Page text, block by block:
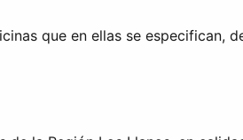
que en ellas se especifican,